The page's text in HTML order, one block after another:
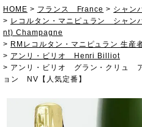
HOME フランス France
シャン
レコルタン・マニピュラン シャ
nt) Champagne
RMレコルタン・マニピュラン 生産
アンリ・ビリオ Henri Billiot
アンリ・ビリオ グラン・クリュ
ョン NV【人気定番】